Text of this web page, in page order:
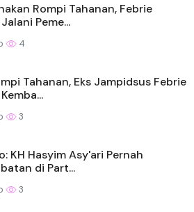
Rompi Tahanan, Febrie
Peme...
4
Tahanan, Eks Jampidsus Febrie
3
KH Hasyim Asy'ari Pernah
di Part...
3